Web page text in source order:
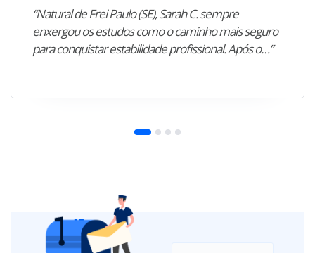
“Natural de Frei Paulo (SE), Sarah C. sempre
enxergou os estudos como o caminho mais seguro
para conquistar estabilidade profissional. Após o…”